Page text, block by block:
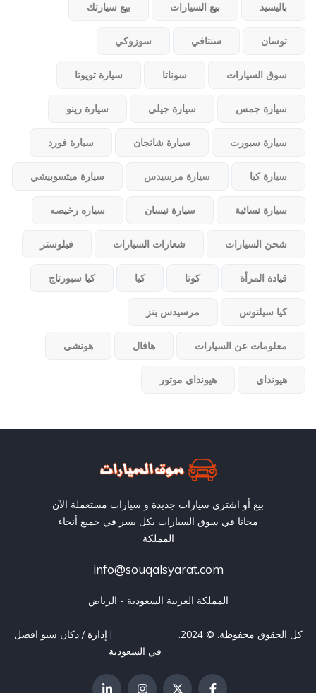
باليسيد بيع السيارات بيع سيارتك
توسان سنتافي سوزوكي
سوق السيارات سوناتا سيارة تويوتا
سيارة جمس سيارة جيلي سيارة رينو
سيارة سبورت سيارة شانجان سيارة فورد
سيارة كيا سيارة مرسيدس سيارة ميتسوبيشي
سيارة نسائية سيارة نيسان سياره رخيصه
شحن السيارات شعارات السيارات فيلوستر
قيادة المرأة كونا كيا كيا سبورتاج
كيا سيلتوس مرسيدس بنز
معلومات عن السيارات هافال هونشي
هيونداي هيونداي موتور
بيع أو اشتري سيارات جديدة و سيارات مستعملة الآن
مجانا في سوق السيارات بكل يسر في جميع أنحاء
المملكة
info@souqalsyarat.com
المملكة العربية السعودية - الرياض
كل الحقوق محفوظة. © 2024.
| إدارة / دكان سيو افضل
في السعودية